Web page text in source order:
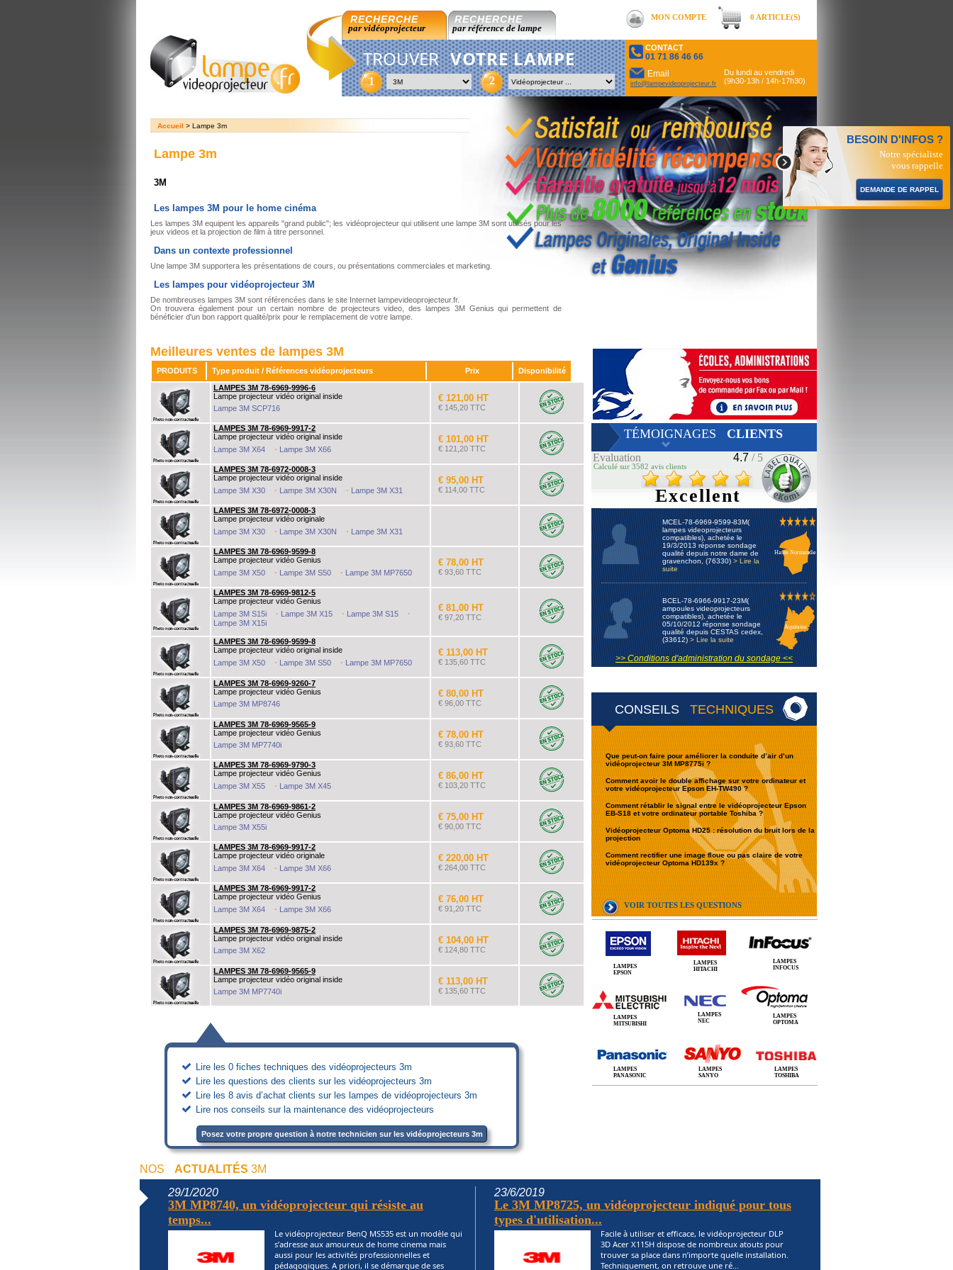
RECHERCHE
par vidéoprojecteur
RECHERCHE
par référence de lampe
0 ARTICLE(S)
MON COMPTE
TROUVER VOTRE LAMPE
1 2
CONTACT
01 71 86 46 66
Email
info@lampevideoprojecteur.fr
Du lundi au vendredi
(9h30-13h / 14h-17h30)
Accueil > Lampe 3m
CONSEILS TECHNIQUES
BESOIN D'INFOS ?
Notre spécialiste
vous rappelle
DEMANDE DE RAPPEL
Que peut-on faire pour améliorer la conduite d’air d’un
vidéoprojecteur 3M MP8775i ?
Comment avoir le double affichage sur votre ordinateur et
votre vidéoprojecteur Epson EH-TW490 ?
Comment rétablir le signal entre le vidéoprojecteur Epson
EB-S18 et votre ordinateur portable Toshiba ?
Vidéoprojecteur Optoma HD25 : résolution du bruit lors de la
projection
Comment rectifier une image floue ou pas claire de votre
vidéoprojecteur Optoma HD139x ?
VOIR TOUTES LES QUESTIONS
TÉMOIGNAGES CLIENTS
Evaluation 4.7 / 5
Calculé sur 3582 avis clients
Excellent
MCEL-78-6969-9599-83M(
lampes videoprojecteurs
compatibles), achetée le
19/3/2013 réponse sondage
qualité depuis notre dame de
gravenchon, (76330) > Lire la
suite
Haute Normandie
BCEL-78-6966-9917-23M(
ampoules videoprojecteurs
compatibles), achetée le
05/10/2012 réponse sondage
qualité depuis CESTAS cedex,
(33612) > Lire la suite
Aquitaine
>> Conditions d'administration du sondage <<
LAMPES
EPSON
LAMPES
HITACHI
LAMPES
INFOCUS
LAMPES
MITSUBISHI
LAMPES
NEC
LAMPES
OPTOMA
LAMPES
PANASONIC
LAMPES
SANYO
LAMPES
TOSHIBA
Lampe 3m
3M
Les lampes 3M pour le home cinéma
Les lampes 3M equipent les appareils "grand public"; les vidéoprojecteur qui utilisent une lampe 3M sont utilisés pour les
jeux videos et la projection de film à titre personnel.
Dans un contexte professionnel
Une lampe 3M supportera les présentations de cours, ou présentations commerciales et marketing.
Les lampes pour vidéoprojecteur 3M
De nombreuses lampes 3M sont référencées dans le site Internet lampevideoprojecteur.fr.
On trouvera également pour un certain nombre de projecteurs video, des lampes 3M Genius qui permettent de
bénéficier d'un bon rapport qualité/prix pour le remplacement de votre lampe.
Meilleures ventes de lampes 3M
LAMPES 3M
Rated 4.63/5 based on
customer reviews
Toutes les lampes de vidéoprojecteur 3m fournit au meilleur prix, en stock à Paris, de €47 à €798.
LAMPES 3M In stock
PRODUITS Type produit / Références vidéoprojecteurs Prix
Disponibilité
LAMPES 3M 78-6969-9996-6
Lampe projecteur vidéo original inside
Lampe 3M SCP716
€ 121,00 HT
€ 145,20 TTC
LAMPES 3M 78-6969-9917-2
Lampe projecteur vidéo original inside
Lampe 3M X64
· Lampe 3M X66
€ 101,00 HT
€ 121,20 TTC
LAMPES 3M 78-6972-0008-3
Lampe projecteur vidéo original inside
Lampe 3M X30
· Lampe 3M X30N · Lampe 3M X31
€ 95,00 HT
€ 114,00 TTC
LAMPES 3M 78-6972-0008-3
Lampe projecteur vidéo originale
Lampe 3M X30
· Lampe 3M X30N · Lampe 3M X31
LAMPES 3M 78-6969-9599-8
Lampe projecteur vidéo Genius
Lampe 3M X50
· Lampe 3M S50 · Lampe 3M MP7650
€ 78,00 HT
€ 93,60 TTC
LAMPES 3M 78-6969-9812-5
Lampe projecteur vidéo Genius
Lampe 3M S15i
· Lampe 3M X15 · Lampe 3M S15 ·
Lampe 3M X15i
€ 81,00 HT
€ 97,20 TTC
LAMPES 3M 78-6969-9599-8
Lampe projecteur vidéo original inside
Lampe 3M X50
· Lampe 3M S50 · Lampe 3M MP7650
€ 113,00 HT
€ 135,60 TTC
LAMPES 3M 78-6969-9260-7
Lampe projecteur vidéo Genius
Lampe 3M MP8746
€ 80,00 HT
€ 96,00 TTC
LAMPES 3M 78-6969-9565-9
Lampe projecteur vidéo Genius
Lampe 3M MP7740i
€ 78,00 HT
€ 93,60 TTC
LAMPES 3M 78-6969-9790-3
Lampe projecteur vidéo Genius
Lampe 3M X55
· Lampe 3M X45
€ 86,00 HT
€ 103,20 TTC
LAMPES 3M 78-6969-9861-2
Lampe projecteur vidéo Genius
Lampe 3M X55i
€ 75,00 HT
€ 90,00 TTC
LAMPES 3M 78-6969-9917-2
Lampe projecteur vidéo originale
Lampe 3M X64
· Lampe 3M X66
€ 220,00 HT
€ 264,00 TTC
LAMPES 3M 78-6969-9917-2
Lampe projecteur vidéo Genius
Lampe 3M X64
· Lampe 3M X66
€ 76,00 HT
€ 91,20 TTC
LAMPES 3M 78-6969-9875-2
Lampe projecteur vidéo original inside
Lampe 3M X62
€ 104,00 HT
€ 124,80 TTC
LAMPES 3M 78-6969-9565-9
Lampe projecteur vidéo original inside
Lampe 3M MP7740i
€ 113,00 HT
€ 135,60 TTC
Lire les 0 fiches techniques des vidéoprojecteurs 3m
Lire les questions des clients sur les vidéoprojecteurs 3m
Lire les 8 avis d’achat clients sur les lampes de vidéoprojecteurs 3m
Lire nos conseils sur la maintenance des vidéoprojecteurs
Posez votre propre question à notre technicien sur les vidéoprojecteurs 3m
NOS ACTUALITÉS 3M
29/1/2020
3M MP8740, un vidéoprojecteur qui résiste au
temps...
Le vidéoprojecteur BenQ MS535 est un modèle qui
s’adresse aux amoureux de home cinema mais
aussi pour les activités professionnelles et
pédagogiques. A priori, il se démarque de ses
23/6/2019
Le 3M MP8725, un vidéoprojecteur indiqué pour tous
types d'utilisation...
Facile à utiliser et efficace, le vidéoprojecteur DLP
3D Acer X115H dispose de nombreux atouts pour
trouver sa place dans n’importe quelle installation.
Techniquement, on retrouve une ré...